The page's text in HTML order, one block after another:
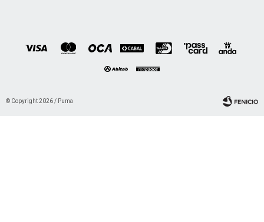
© Copyright 2026 / Puma